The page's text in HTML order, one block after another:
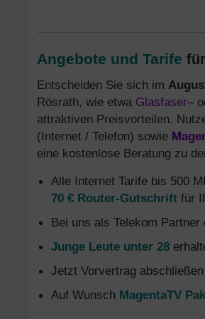
Angebote und Tarife
Entscheiden Sie sich im
Rösrath, wie etwa Glasfaser–
attraktiven Preisvorteilen.
(Internet / Telefon) sowie
eine kostenlose Beratung zu
Alle Internet Tarife bis 500
70 € Router-Gutschrift für
Bei uns als Telekom
Junge Leute unter 28
Jetzt Vorvertrag
Auf Wunsch MagentaTV